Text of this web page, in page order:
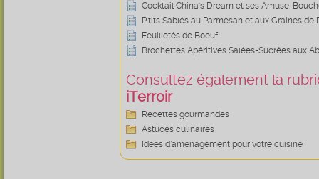
Cocktail China's Dream et ses Amuse-
P'tits Sablés au Parmesan et aux Graines de
Feuilletés de Boeuf
Brochettes Apéritives Salées-Sucrées aux
Consultez également la
iTerroir
Recettes gourmandes
Astuces culinaires
Idées d’aménagement pour votre cuisine